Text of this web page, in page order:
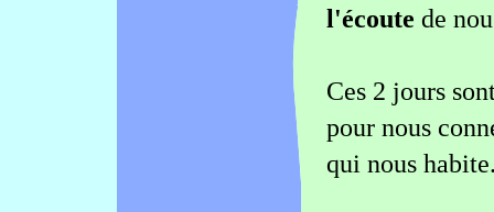
l'écoute de
Ces 2 jours
pour nous
qui nous